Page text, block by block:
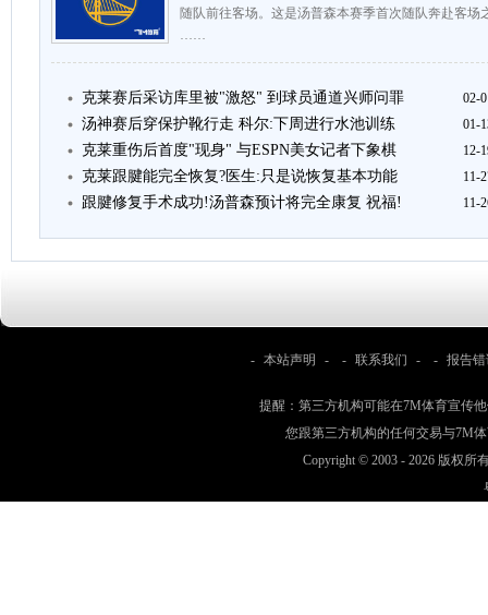
随队前往客场。这是汤普森本赛季首次随队奔赴客
……
克莱赛后采访库里被"激怒" 到球员通道兴师问罪 02-
汤神赛后穿保护靴行走 科尔:下周进行水池训练 01-
克莱重伤后首度"现身" 与ESPN美女记者下象棋 12-
克莱跟腱能完全恢复?医生:只是说恢复基本功能 11-
跟腱修复手术成功!汤普森预计将完全康复 祝福! 11-
- 本站声明 - - 联系我们 - - 报告
提醒：第三方机构可能在7M体育宣传
您跟第三方机构的任何交易与7M
Copyright © 2003 - 2026 版权所